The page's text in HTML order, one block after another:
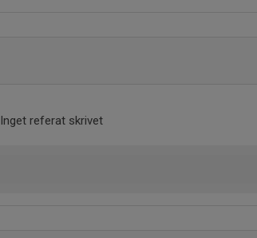
Inget referat skrivet